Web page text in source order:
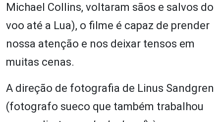
Michael Collins, voltaram sãos e salvos do
voo até a Lua), o filme é capaz de prender
nossa atenção e nos deixar tensos em
muitas cenas.
A direção de fotografia de Linus Sandgren
(fotografo sueco que também trabalhou